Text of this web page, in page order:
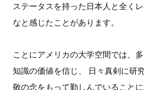
ステータスを持った日本人と全く
なと感じたことがあります。
ことにアメリカの大学空間では、
知識の価値を信じ、 日々真剣に研
敬の念をもって勤しんでいることに